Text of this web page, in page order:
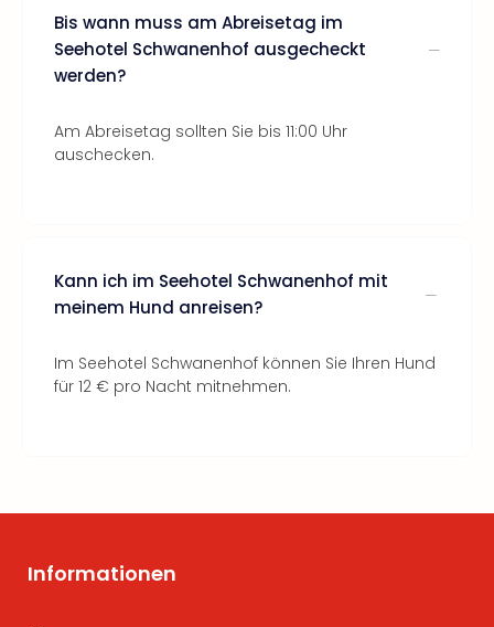
Bis wann muss am Abreisetag im
Seehotel Schwanenhof ausgecheckt
werden?
Am Abreisetag sollten Sie bis 11:00 Uhr
auschecken.
Kann ich im Seehotel Schwanenhof mit
meinem Hund anreisen?
Im Seehotel Schwanenhof können Sie Ihren Hund
für 12 € pro Nacht mitnehmen.
Informationen